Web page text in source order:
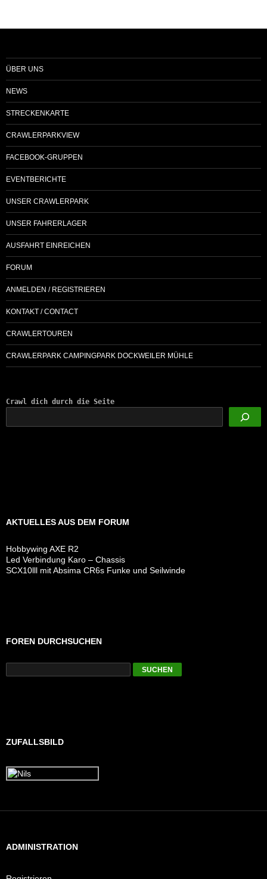
ÜBER UNS
NEWS
STRECKENKARTE
CRAWLERPARKVIEW
FACEBOOK-GRUPPEN
EVENTBERICHTE
UNSER CRAWLERPARK
UNSER FAHRERLAGER
AUSFAHRT EINREICHEN
FORUM
ANMELDEN / REGISTRIEREN
KONTAKT / CONTACT
CRAWLERTOUREN
CRAWLERPARK CAMPINGPARK DOCKWEILER MÜHLE
Crawl dich durch die Seite
AKTUELLES AUS DEM FORUM
Hobbywing AXE R2
Led Verbindung Karo – Chassis
SCX10lll mit Absima CR6s Funke und Seilwinde
FOREN DURCHSUCHEN
ZUFALLSBILD
ADMINISTRATION